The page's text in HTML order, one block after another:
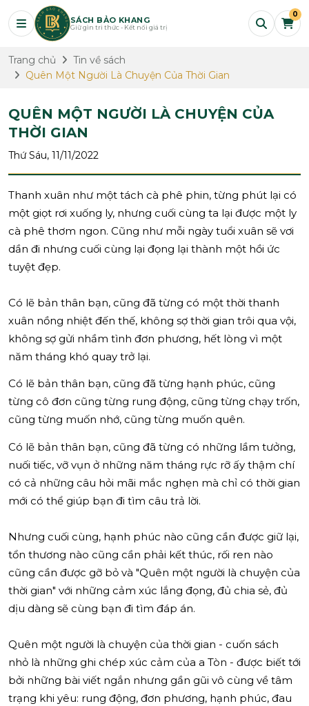
SÁCH BẢO KHANG
Giữ gìn tri thức - Kết nối giá trị
0
Trang chủ
Tin về sách
Quên Một Người Là Chuyện Của Thời Gian
QUÊN MỘT NGƯỜI LÀ CHUYỆN CỦA
THỜI GIAN
Thứ Sáu, 11/11/2022
Thanh xuân như một tách cà phê phin, từng phút lại có
một giọt rơi xuống ly, nhưng cuối cùng ta lại được một ly
cà phê thơm ngon. Cũng như mỗi ngày tuổi xuân sẽ vơi
dần đi nhưng cuối cùng lại đọng lại thành một hồi ức
tuyệt đẹp.
Có lẽ bản thân bạn, cũng đã từng có một thời thanh
xuân nồng nhiệt đến thế, không sợ thời gian trôi qua vội,
không sợ gửi nhầm tình đơn phương, hết lòng vì một
năm tháng khó quay trở lại.
Có lẽ bản thân bạn, cũng đã từng hạnh phúc, cũng
từng cô đơn cũng từng rung động, cũng từng chạy trốn,
cũng từng muốn nhớ, cũng từng muốn quên.
Có lẽ bản thân bạn, cũng đã từng có những lầm tưởng,
nuối tiếc, vỡ vụn ở những năm tháng rực rỡ ấy thậm chí
có cả những câu hỏi mãi mắc nghẹn mà chỉ có thời gian
mới có thể giúp bạn đi tìm câu trả lời.
Nhưng cuối cùng, hạnh phúc nào cũng cần được giữ lại,
tổn thương nào cũng cần phải kết thúc, rối ren nào
cũng cần được gỡ bỏ và "Quên một người là chuyện của
thời gian" với những cảm xúc lắng đọng, đủ chia sẻ, đủ
dịu dàng sẽ cùng bạn đi tìm đáp án.
Quên một người là chuyện của thời gian - cuốn sách
nhỏ là những ghi chép xúc cảm của a Tòn - được biết tới
bởi những bài viết ngắn nhưng gần gũi vô cùng về tâm
trạng khi yêu: rung động, đơn phương, hạnh phúc, đau